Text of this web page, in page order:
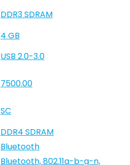
DDR3 SDRAM
4 GB
USB 2.0-3.0
7500.00
SC
DDR4 SDRAM
Bluetooth
Bluetooth, 802.11a-b-g-n,